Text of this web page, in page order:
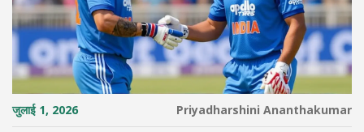
जुलाई 1, 2026 Priyadharshini Ananthakumar